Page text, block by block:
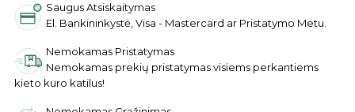
Saugus Atsiskaitymas
El. Bankininkystė, Visa - Mastercard ar Pristatymo Metu.
Nemokamas Pristatymas
Nemokamas prekių pristatymas visiems perkantiems
kieto kuro katilus!